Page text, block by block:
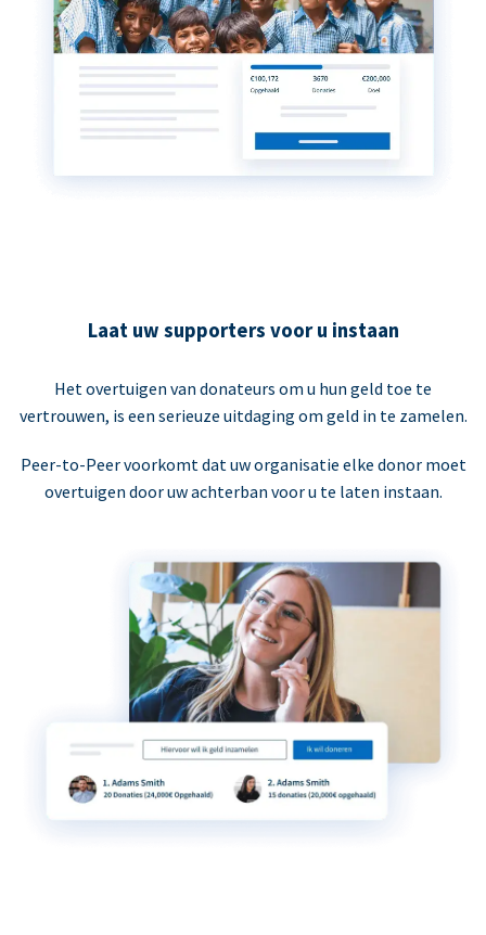
Laat uw supporters voor u instaan
Het overtuigen van donateurs om u hun geld toe te
vertrouwen, is een serieuze uitdaging om geld in te zamelen.
Peer-to-Peer voorkomt dat uw organisatie elke donor moet
overtuigen door uw achterban voor u te laten instaan.